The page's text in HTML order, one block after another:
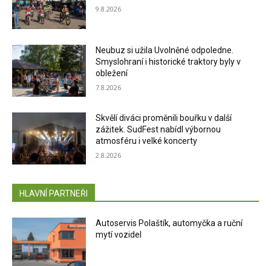
9.8.2026
Neubuz si užila Uvolněné odpoledne.
Smyslohraní i historické traktory byly v
obležení
7.8.2026
Skvělí diváci proměnili bouřku v další
zážitek. SudFest nabídl výbornou
atmosféru i velké koncerty
2.8.2026
HLAVNÍ PARTNEŘI
Autoservis Polaštík, automyčka a ruční
mytí vozidel